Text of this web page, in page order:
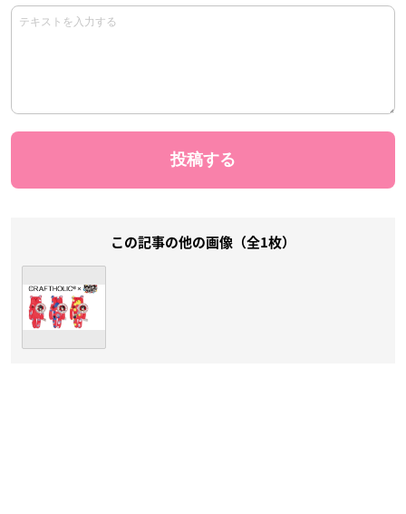
この記事の他の画像（全1枚）